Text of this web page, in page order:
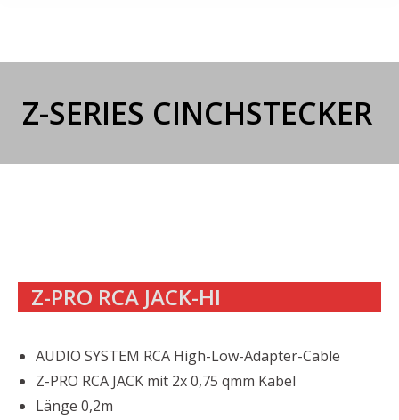
Z-SERIES CINCHSTECKER
Z-PRO RCA JACK-HI
AUDIO SYSTEM RCA High-Low-Adapter-Cable
Z-PRO RCA JACK mit 2x 0,75 qmm Kabel
Länge 0,2m